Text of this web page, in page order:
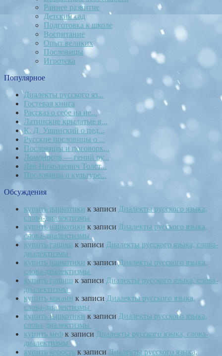
Раннее развитие
Детский сад
Подготовка к школе
Воспитание
Опыт великих
Пословицы
Игротека
Популярное
Диалекты русского яз...
Гостевая книга
Рассказ о себе на не...
Латинские крылатые в...
К. Д. Ушинский о пед...
Русские пословицы о ...
Пословицы и поговорк...
Ломоносов — гений ру...
Лев Николаевич Толст...
Пословицы о культуре...
Обсуждения
купить наркотики к записи Диалекты русского языка,
слова-диалектизмы
купить наркотики к записи Диалекты русского языка,
слова-диалектизмы
купить гашиш к записи Диалекты русского языка, слова-
диалектизмы
купить наркотики к записиДиалекты русского языка,
слова-диалектизмы
купить гашиш к записи Диалекты русского языка, слова-
диалектизмы
купить кокаин к записи Диалекты русского языка,
слова-диалектизмы
купить наркотики к записи Диалекты русского языка,
слова-диалектизмы
купить меф к записи Диалекты русского языка, слова-
диалектизмы
купить корость к записи Диалекты русского языка,